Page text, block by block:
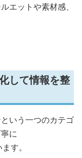
エットや素材感、
して情報を整
いう一つのカテゴ
に
す。